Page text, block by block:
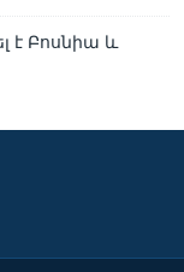
է Բոսնիա և